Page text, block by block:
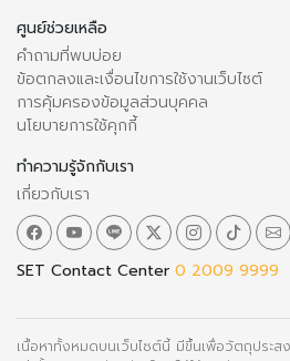
ศูนย์ช่วยเหลือ
คำถามที่พบบ่อย
ข้อตกลงและเงื่อนไขการใช้งานเว็บไซต์
การคุ้มครองข้อมูลส่วนบุคคล
นโยบายการใช้คุกกี้
ทำความรู้จักกับเรา
เกี่ยวกับเรา
SET Contact Center 0 2009 9999
เนื้อหาทั้งหมดบนเว็บไซต์นี้ มีขึ้นเพื่อวัตถุประสง